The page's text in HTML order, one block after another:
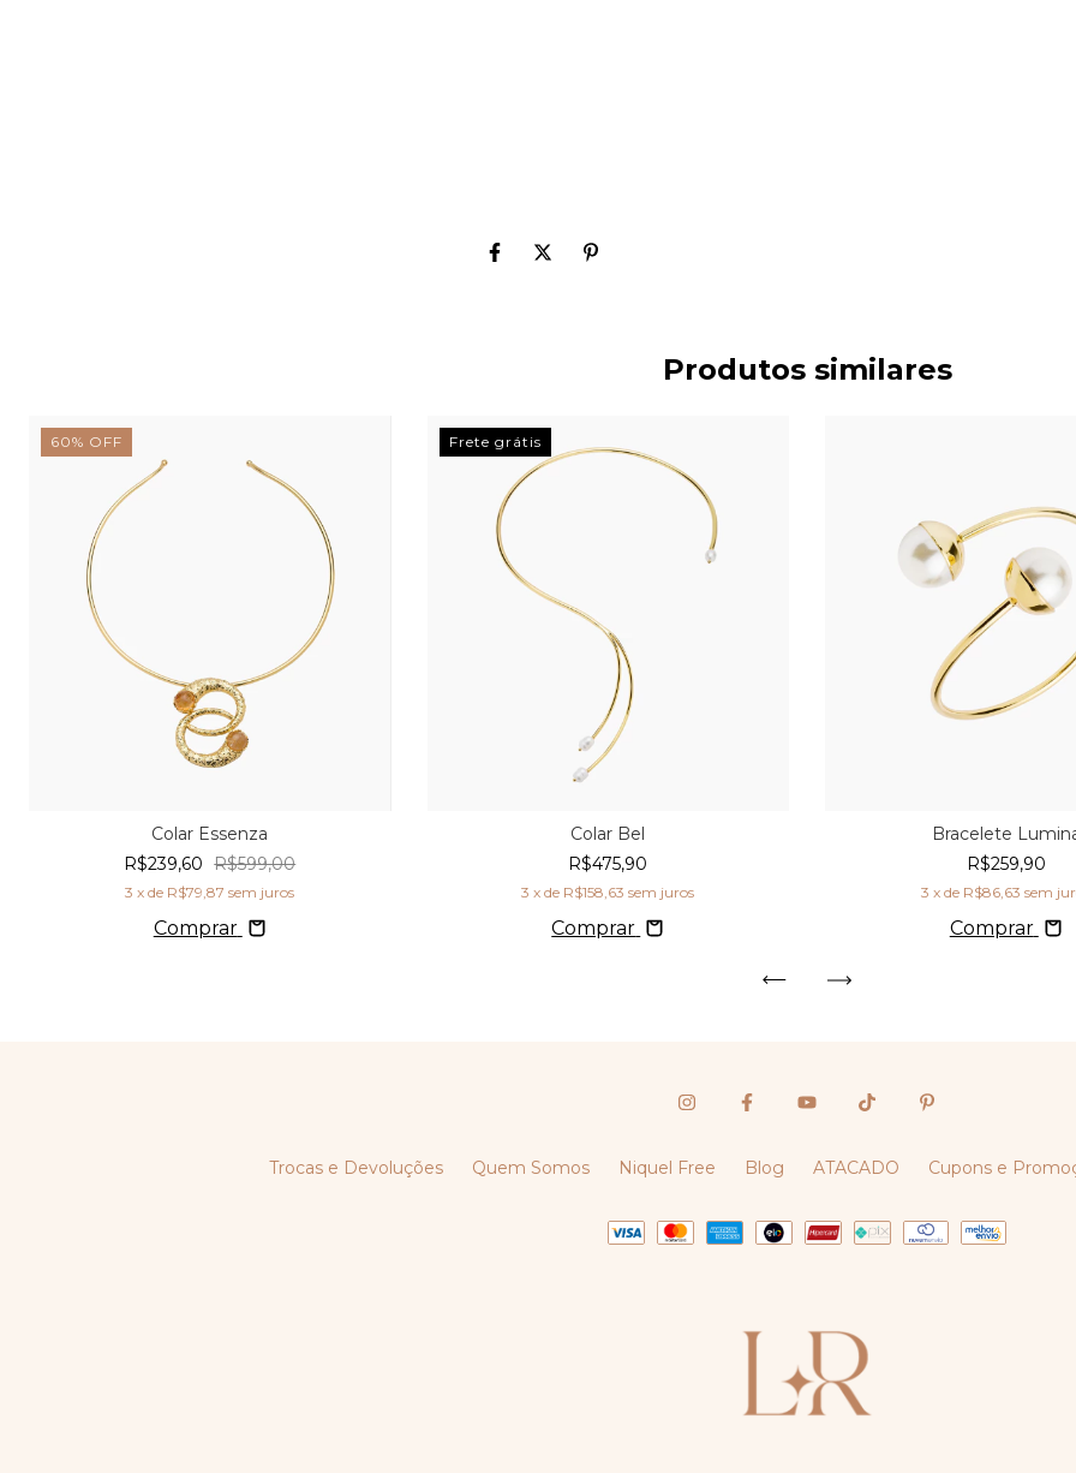
Produtos similares
60% OFF
Colar Essenza
R$239,60 R$599,00
3 x de R$79,87 sem juros
Comprar
Frete grátis
Colar Bel
R$475,90
3 x de R$158,63 sem juros
Comprar
Bracelete
R$259,90
3 x de R$86,63 sem
Comprar
Trocas e Devoluções Quem Somos Niquel Free Blog ATACADO Cupons e